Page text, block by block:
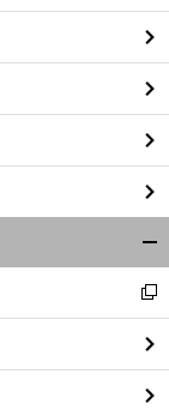
閉
る
新
し
い
ウ
ィ